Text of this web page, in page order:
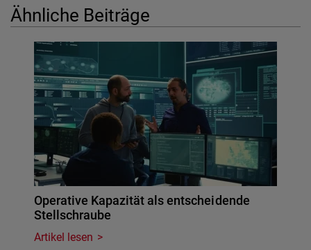
Ähnliche Beiträge
Operative Kapazität als entscheidende
Stellschraube
Artikel lesen